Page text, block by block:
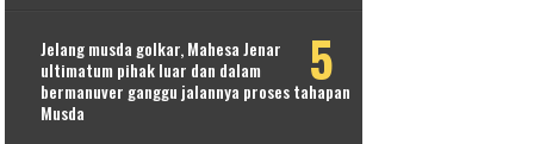
Jelang musda golkar, Mahesa Jenar
ultimatum pihak luar dan dalam
bermanuver ganggu jalannya proses tahapan
Musda